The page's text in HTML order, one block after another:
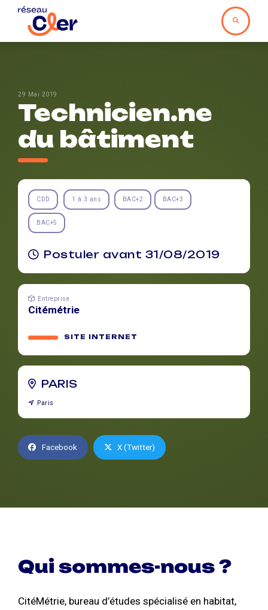
29 Mai 2019
Technicien.ne
du bâtiment
CDD 1 à 3 ans BAC+2 BAC+3
BAC+5
Postuler avant 31/08/2019
Entreprise
Citémétrie
SITE INTERNET
PARIS
Paris
Facebook X (Twitter)
Qui sommes-nous ?
CitéMétrie, bureau d’études spécialisé en habitat,